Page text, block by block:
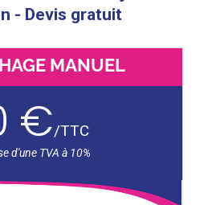
- Devis gratuit
MANUEL
€/TTC